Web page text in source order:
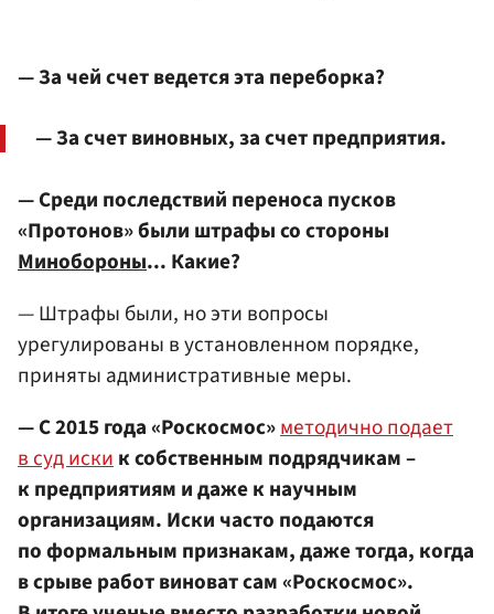
— За чей счет ведется эта переборка?
— За счет виновных, за счет предприятия.
— Среди последствий переноса пусков
«Протонов» были штрафы со стороны
Минобороны... Какие?
— Штрафы были, но эти вопросы
урегулированы в установленном порядке,
приняты административные меры.
— С 2015 года «Роскосмос»методично подает
в суд искик собственным подрядчикам –
к предприятиям и даже к научным
организациям. Иски часто подаются
по формальным признакам, даже тогда, когда
в срыве работ виноват сам «Роскосмос».